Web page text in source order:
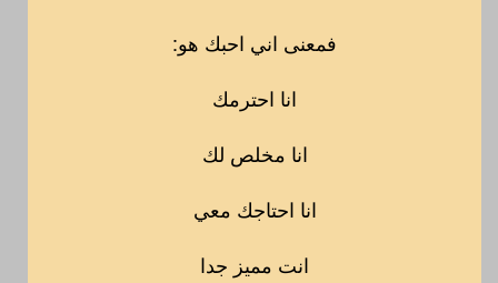
فمعنى اني احبك هو:
انا احترمك
انا مخلص لك
انا احتاجك معي
انت مميز جدا